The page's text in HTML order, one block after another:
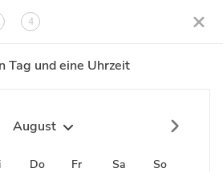
4
Tag und eine Uhrzeit
August
Do Fr Sa So